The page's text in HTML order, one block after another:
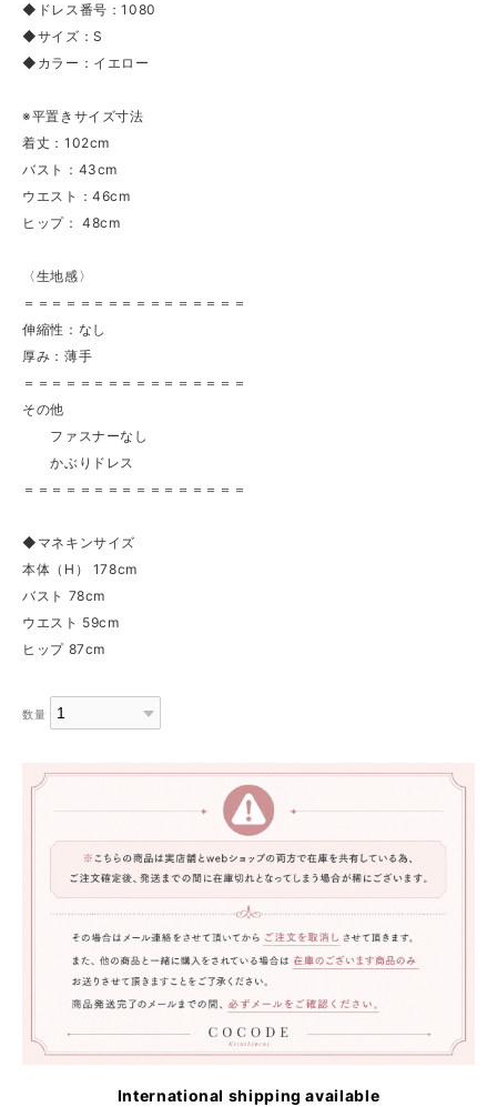
◆ドレス番号：1080
◆サイズ：S
◆カラー：イエロー
※平置きサイズ寸法
着丈：102cm
バスト：43cm
ウエスト：46cm
ヒップ： 48cm
〈生地感〉
＝＝＝＝＝＝＝＝＝＝＝＝＝＝＝＝
伸縮性：なし
厚み：薄手
＝＝＝＝＝＝＝＝＝＝＝＝＝＝＝＝
その他
ファスナーなし
かぶりドレス
＝＝＝＝＝＝＝＝＝＝＝＝＝＝＝＝
◆マネキンサイズ
本体（H） 178cm
バスト 78cm
ウエスト 59cm
ヒップ 87cm
数量
International shipping available